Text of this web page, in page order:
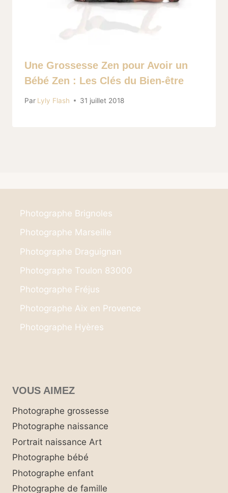
Une Grossesse Zen pour Avoir un
Bébé Zen : Les Clés du Bien-être
Par Lyly Flash 31 juillet 2018
Photographe Brignoles
Photographe Marseille
Photographe Draguignan
Photographe Toulon 83000
Photographe Fréjus
Photographe Aix en Provence
Photographe Hyères
VOUS AIMEZ
Photographe grossesse
Photographe naissance
Portrait naissance Art
Photographe bébé
Photographe enfant
Photographe de famille